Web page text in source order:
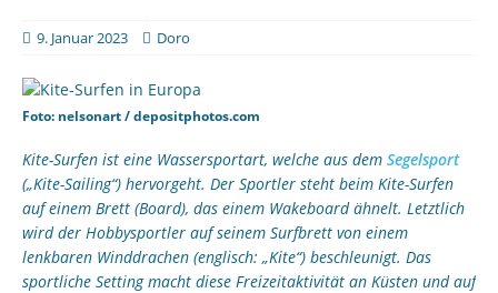
9. Januar 2023 Doro
Foto: nelsonart / depositphotos.com
Kite-Surfen ist eine Wassersportart, welche aus dem Segelsport
(„Kite-Sailing“) hervorgeht. Der Sportler steht beim Kite-Surfen
auf einem Brett (Board), das einem Wakeboard ähnelt. Letztlich
wird der Hobbysportler auf seinem Surfbrett von einem
lenkbaren Winddrachen (englisch: „Kite“) beschleunigt. Das
sportliche Setting macht diese Freizeitaktivität an Küsten und auf